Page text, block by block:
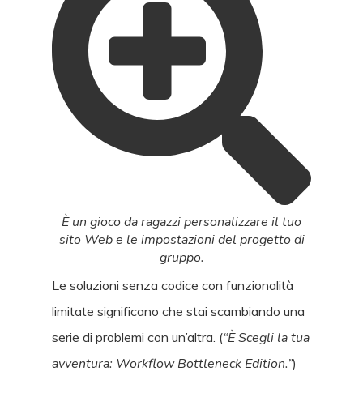
È un gioco da ragazzi personalizzare il tuo
sito Web e le impostazioni del progetto di
gruppo.
Le soluzioni senza codice con funzionalità
limitate significano che stai scambiando una
serie di problemi con un’altra. (“È Scegli la tua
avventura: Workflow Bottleneck Edition.”)